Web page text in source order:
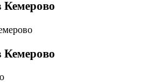
Кемерово
Кемерово